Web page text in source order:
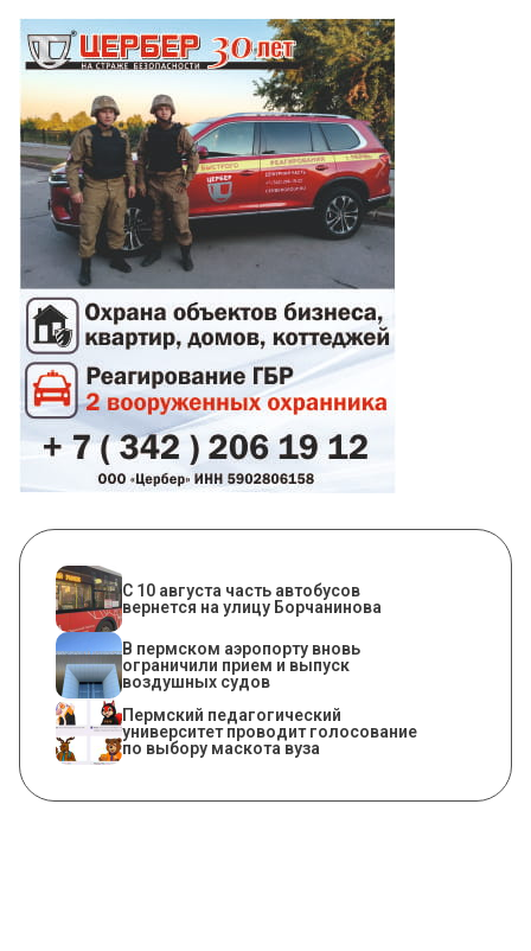
С 10 августа часть автобусов
вернется на улицу Борчанинова
В пермском аэропорту вновь
ограничили прием и выпуск
воздушных судов
Пермский педагогический
университет проводит голосование
по выбору маскота вуза